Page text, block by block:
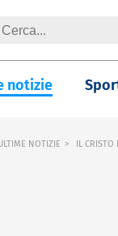
notizie
NOTIZIE IL CRISTO